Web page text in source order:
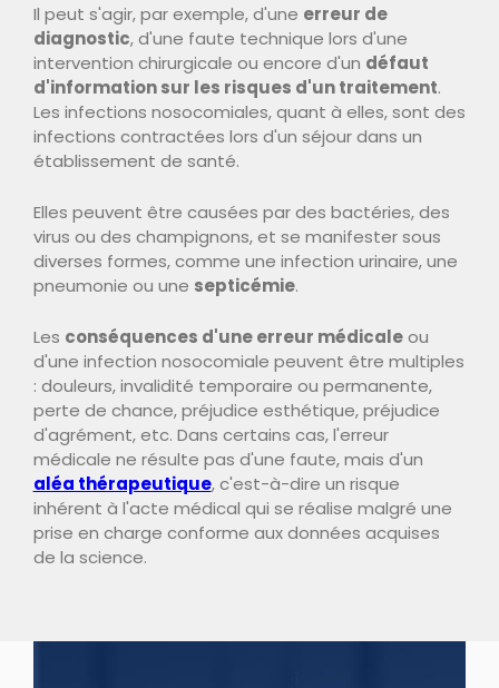
Il peut s'agir, par exemple, d'une erreur de
diagnostic, d'une faute technique lors d'une
intervention chirurgicale ou encore d'un défaut
d'information sur les risques d'un traitement.
Les infections nosocomiales, quant à elles, sont des
infections contractées lors d'un séjour dans un
établissement de santé.
Elles peuvent être causées par des bactéries, des
virus ou des champignons, et se manifester sous
diverses formes, comme une infection urinaire, une
pneumonie ou une septicémie.
Les conséquences d'une erreur médicaleou
d'une infection nosocomiale peuvent être multiples
: douleurs, invalidité temporaire ou permanente,
perte de chance, préjudice esthétique, préjudice
d'agrément, etc. Dans certains cas, l'erreur
médicale ne résulte pas d'une faute, mais d'un
aléa thérapeutique, c'est-à-dire un risque
inhérent à l'acte médical qui se réalise malgré une
prise en charge conforme aux données acquises
de la science.